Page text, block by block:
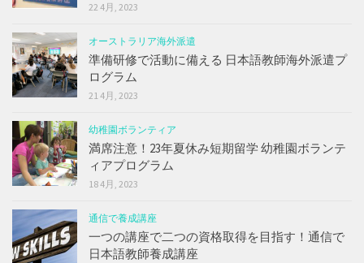
22 4月, 2023
オーストラリア海外派遣
準備研修で活動に備える 日本語教師海外派遣プ
ログラム
21 4月, 2023
幼稚園ボランティア
満席注意！23年夏休み短期留学 幼稚園ボランテ
ィアプログラム
18 4月, 2023
通信で養成講座
一つの講座で二つの資格取得を目指す！通信で
日本語教師養成講座